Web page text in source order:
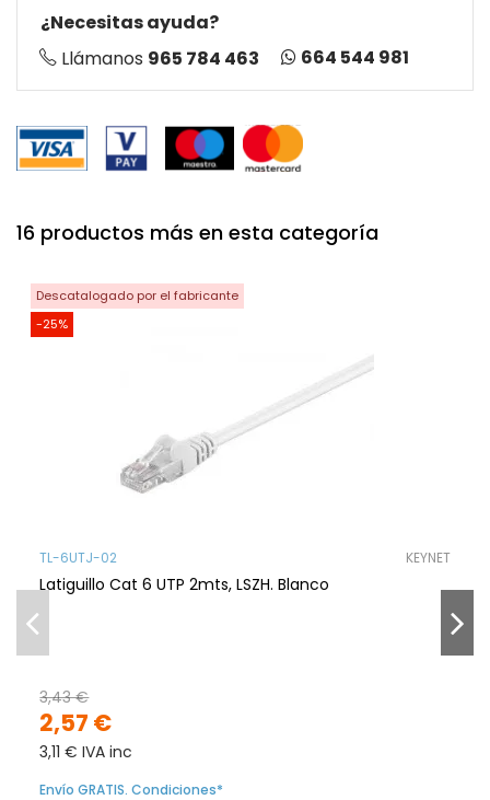
¿Necesitas ayuda?
Llámanos 965 784 463 664 544 981
16 productos más en esta categoría
Descatalogado por el fabricante
-25%
TL-6UTJ-02 KEYNET
Latiguillo Cat 6 UTP 2mts, LSZH. Blanco
2,57 €
3,43 €
3,11 € IVA inc
Envío GRATIS. Condiciones*